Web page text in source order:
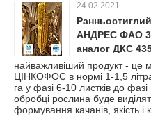
24.02.2021
АНДРЕС ФАО
аналог ДКС
шкідники 9
фракції, у
найважливіший продукт -
ЦІНКОФОС в нормі 1-1,5
га у фазі 6-10 листків до
обробці рослина буде
формування качанів, якість і